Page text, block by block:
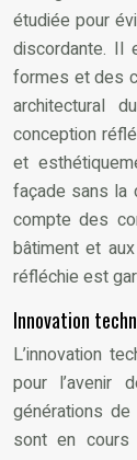
étudiée pour
discordante. Il
formes et des
architectural
conception
et
façade sans la
compte des
bâtiment et
réfléchie est
Innovation
L’innovation
pour l’avenir
générations
sont en cours